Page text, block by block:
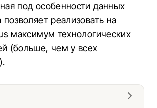
под особенности данных
позволяет реализовать на
максимум технологических
(больше, чем у всех